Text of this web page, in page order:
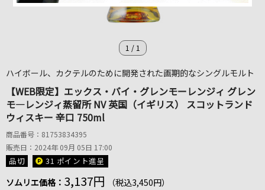
1 / 1
ハイボール、カクテルのために開発された画期的なシングルモルト
【WEB限定】エックス・バイ・グレンモーレンジィ グレン
モ―レンジィ蒸留所 NV 英国（イギリス） スコットランド
ウィスキー 辛口 750ml
商品番号：81753834395
販売日：2024年 09月 05日 17:00
品切 31 ポイント進呈
ソムリエ価格： 3,137円 （税込3,450円）